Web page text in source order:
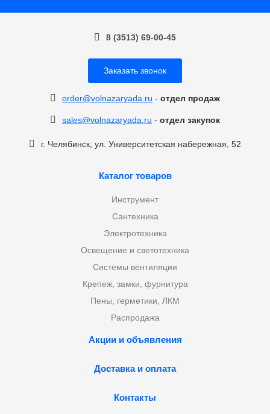
8 (3513) 69-00-45
Заказать звонок
order@volnazaryada.ru - отдел продаж
sales@volnazaryada.ru - отдел закупок
г. Челябинск, ул. Университетская набережная, 52
Каталог товаров
Инструмент
Сантехника
Электротехника
Освещение и светотехника
Системы вентиляции
Крепеж, замки, фурнитура
Пены, герметики, ЛКМ
Распродажа
Акции и объявления
Доставка и оплата
Контакты